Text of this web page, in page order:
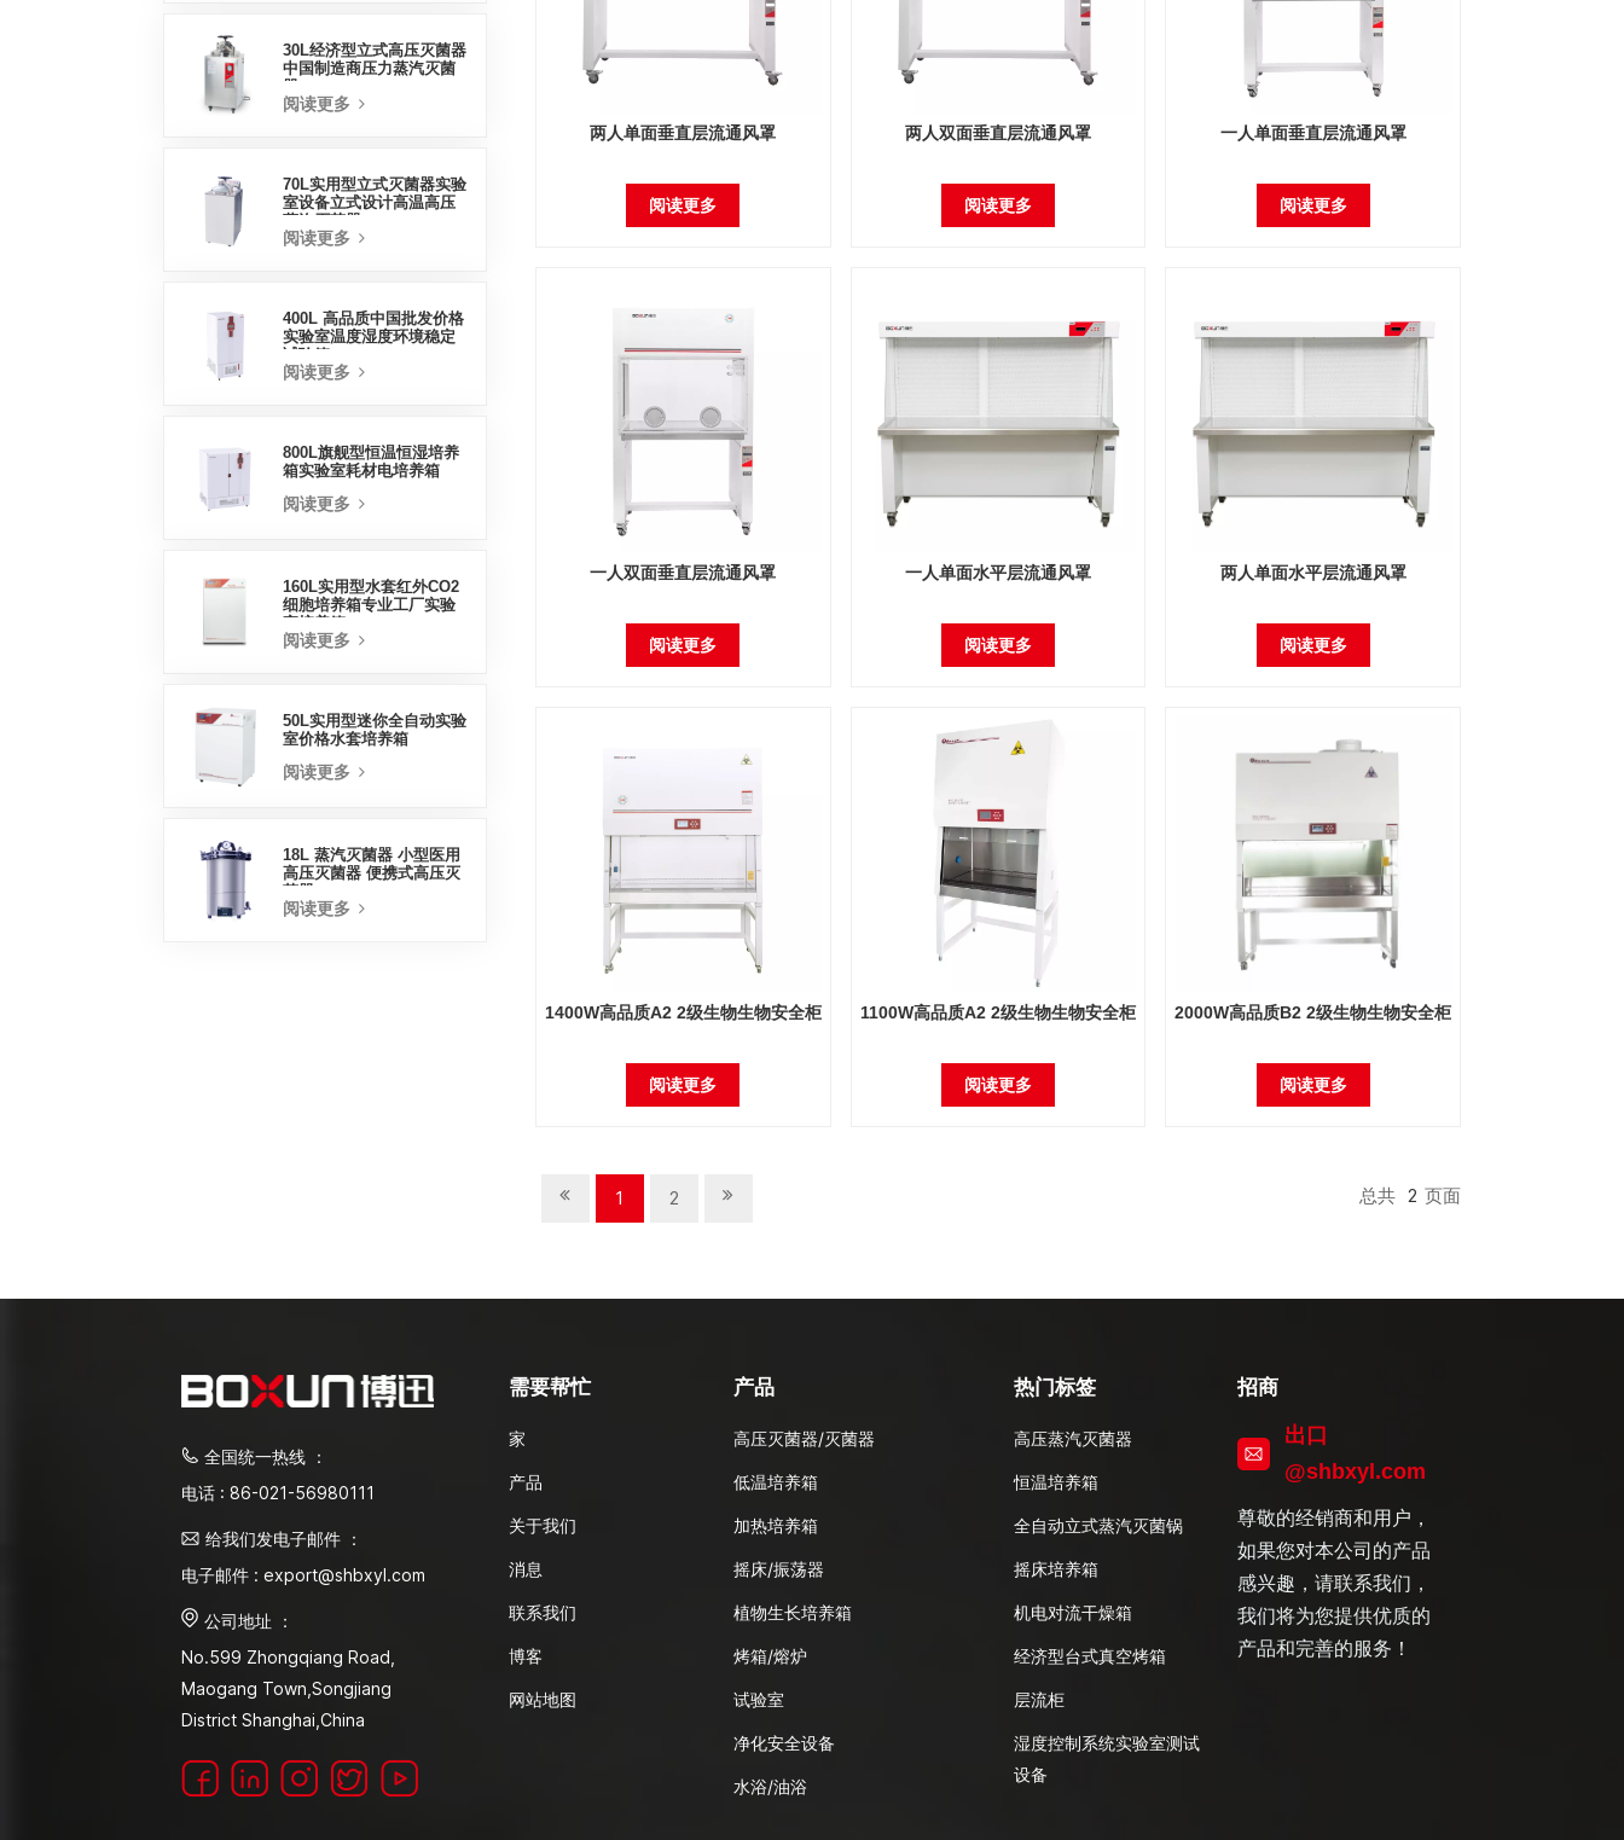
30L经济型立式高压灭菌器
中国制造商压力蒸汽灭菌
阅读更多
70L实用型立式灭菌器实验
室设备立式设计高温高压
阅读更多
400L 高品质中国批发价格
实验室温度湿度环境稳定
阅读更多
800L旗舰型恒温恒湿培养
箱实验室耗材电培养箱
阅读更多
160L实用型水套红外CO2
细胞培养箱专业工厂实验
阅读更多
50L实用型迷你全自动实验
室价格水套培养箱
阅读更多
18L 蒸汽灭菌器 小型医用
高压灭菌器 便携式高压灭
阅读更多
两人单面垂直层流通风罩
阅读更多
两人双面垂直层流通风罩
阅读更多
一人单面垂直层流通风罩
阅读更多
一人双面垂直层流通风罩
阅读更多
一人单面水平层流通风罩
阅读更多
两人单面水平层流通风罩
阅读更多
1400W高品质A2 2级生物生物安全柜
阅读更多
1100W高品质A2 2级生物生物安全柜
阅读更多
2000W高品质B2 2级生物生物安全柜
阅读更多
1 2 总共 2 页面
全国统一热线 ：
电话 : 86-021-56980111
给我们发电子邮件 ：
电子邮件 : export@shbxyl.com
公司地址 ：
No.599 Zhongqiang Road,
Maogang Town,Songjiang
District Shanghai,China
需要帮忙
家
产品
关于我们
消息
联系我们
博客
网站地图
产品
高压灭菌器/灭菌器
低温培养箱
加热培养箱
摇床/振荡器
植物生长培养箱
烤箱/熔炉
试验室
净化安全设备
水浴/油浴
热门标签
高压蒸汽灭菌器
恒温培养箱
全自动立式蒸汽灭菌锅
摇床培养箱
机电对流干燥箱
经济型台式真空烤箱
层流柜
湿度控制系统实验室测试
设备
招商
出口
@shbxyl.com
尊敬的经销商和用户，
如果您对本公司的产品
感兴趣，请联系我们，
我们将为您提供优质的
产品和完善的服务！